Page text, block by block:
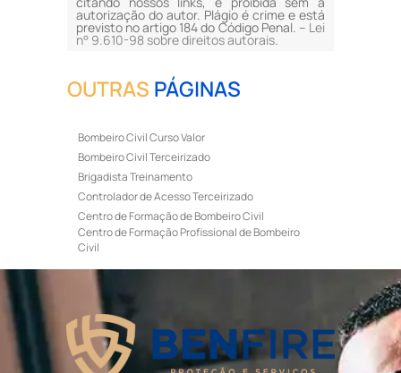
autorização do autor. Plágio é crime e está
previsto no artigo 184 do Código Penal. – Lei
n° 9.610-98 sobre direitos autorais.
OUTRAS PÁGINAS
Bombeiro Civil Curso Valor
Bombeiro Civil Terceirizado
Brigadista Treinamento
Controlador de Acesso Terceirizado
Centro de Formação de Bombeiro Civil
Centro de Formação Profissional de Bombeiro
Civil
Curso de Bombeiro Civil
Curso de Bombeiro Civil Preço
Curso de Bombeiro Civil Primeiros Socorros
Curso de Bombeiro Civil Profissional
Curso de Bombeiro Civil Valor
Curso de Brigada de Incêndio